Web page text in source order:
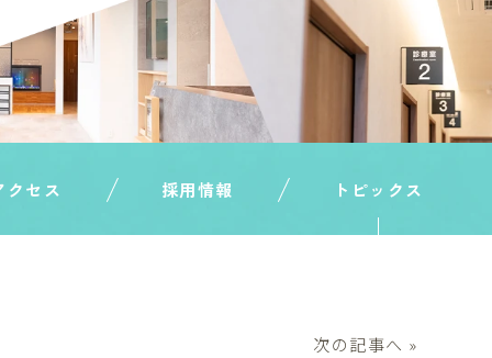
クセス 採用情報 トピックス
次の記事へ »